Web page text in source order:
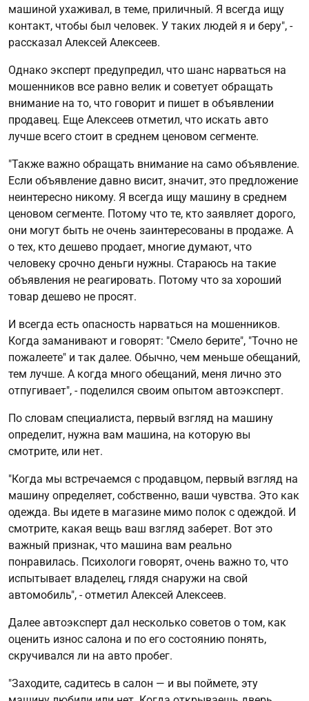
машиной ухаживал, в теме, приличный. Я всегда ищу
контакт, чтобы был человек. У таких людей я и беру", -
рассказал Алексей Алексеев.
Однако эксперт предупредил, что шанс нарваться на
мошенников все равно велик и советует обращать
внимание на то, что говорит и пишет в объявлении
продавец. Еще Алексеев отметил, что искать авто
лучше всего стоит в среднем ценовом сегменте.
"Также важно обращать внимание на само объявление.
Если объявление давно висит, значит, это предложение
неинтересно никому. Я всегда ищу машину в среднем
ценовом сегменте. Потому что те, кто заявляет дорого,
они могут быть не очень заинтересованы в продаже. А
о тех, кто дешево продает, многие думают, что
человеку срочно деньги нужны. Стараюсь на такие
объявления не реагировать. Потому что за хороший
товар дешево не просят.
И всегда есть опасность нарваться на мошенников.
Когда заманивают и говорят: "Смело берите", "Точно не
пожалеете" и так далее. Обычно, чем меньше обещаний,
тем лучше. А когда много обещаний, меня лично это
отпугивает", - поделился своим опытом автоэксперт.
По словам специалиста, первый взгляд на машину
определит, нужна вам машина, на которую вы
смотрите, или нет.
"Когда мы встречаемся с продавцом, первый взгляд на
машину определяет, собственно, ваши чувства. Это как
одежда. Вы идете в магазине мимо полок с одеждой. И
смотрите, какая вещь ваш взгляд заберет. Вот это
важный признак, что машина вам реально
понравилась. Психологи говорят, очень важно то, что
испытывает владелец, глядя снаружи на свой
автомобиль", - отметил Алексей Алексеев.
Далее автоэксперт дал несколько советов о том, как
оценить износ салона и по его состоянию понять,
скручивался ли на авто пробег.
"Заходите, садитесь в салон — и вы поймете, эту